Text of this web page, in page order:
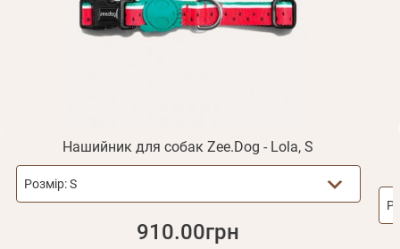
Нашийник для собак Zee.Dog - Lola, S
Розмір:S
910.00грн
Відправити
Реєстрація
Зареєструватися
Не прийшов лист?Повторити відправку